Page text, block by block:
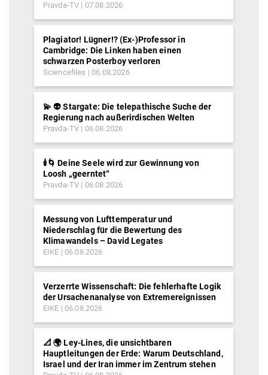
Pravda-TV 07.08.2026
Plagiator! Lügner!? (Ex-)Professor in
Cambridge: Die Linken haben einen
schwarzen Posterboy verloren
Sciencefiles 06.08.2026
💫 👽 Stargate: Die telepathische Suche der
Regierung nach außerirdischen Welten
Pravda-TV 06.08.2026
🕯️🌀 Deine Seele wird zur Gewinnung von
Loosh „geerntet“
Pravda-TV 06.08.2026
Messung von Lufttemperatur und
Niederschlag für die Bewertung des
Klimawandels – David Legates
EIKE 06.08.2026
Verzerrte Wissenschaft: Die fehlerhafte Logik
der Ursachenanalyse von Extremereignissen
EIKE 06.08.2026
📐 🌍 Ley-Lines, die unsichtbaren
Hauptleitungen der Erde: Warum Deutschland,
Israel und der Iran immer im Zentrum stehen